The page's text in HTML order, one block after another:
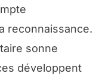
reconnaissance.
sonne
développent